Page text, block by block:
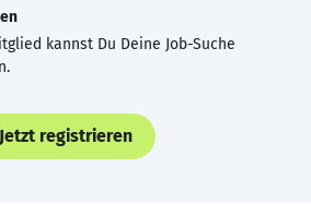
kannst Du Deine Job-Suche
Jetzt registrieren